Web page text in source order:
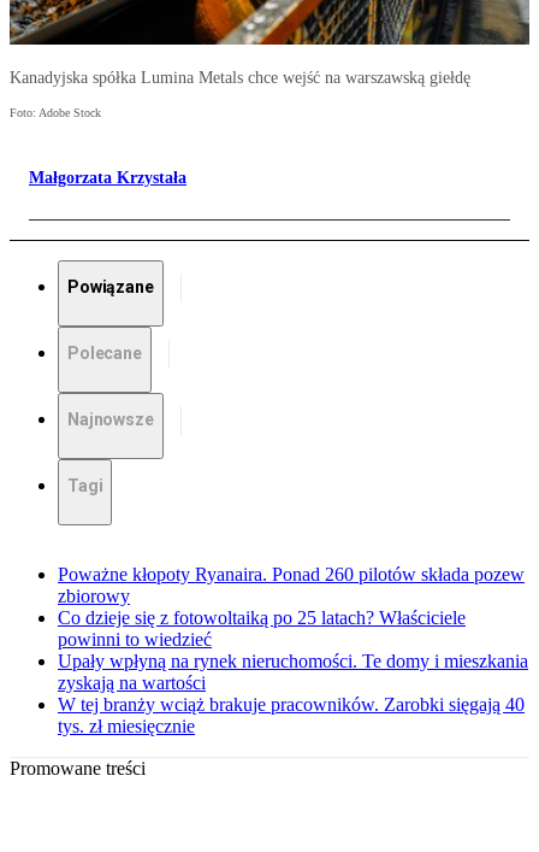
Kanadyjska spółka Lumina Metals chce wejść na warszawską giełdę
Foto: Adobe Stock
Małgorzata Krzystała
Powiązane
Polecane
Najnowsze
Tagi
Poważne kłopoty Ryanaira. Ponad 260 pilotów składa pozew
zbiorowy
Co dzieje się z fotowoltaiką po 25 latach? Właściciele
powinni to wiedzieć
Upały wpłyną na rynek nieruchomości. Te domy i mieszkania
zyskają na wartości
W tej branży wciąż brakuje pracowników. Zarobki sięgają 40
tys. zł miesięcznie
Promowane treści